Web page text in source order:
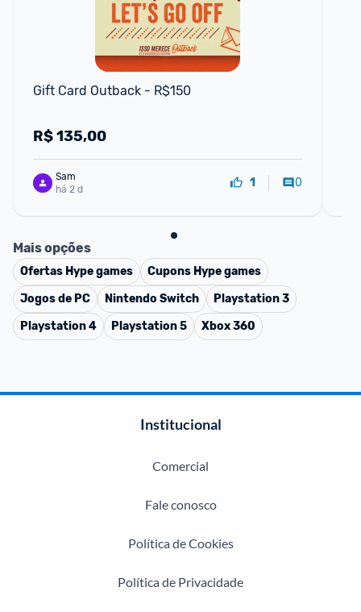
Gift Card Outback - R$150
R$135,00
Sam
há 2 d
1 0
Mais opções
Ofertas Hype games Cupons Hype games
Jogos de PC
Nintendo Switch
Playstation 3
Playstation 4
Playstation 5 Xbox 360
Institucional
Comercial
Fale conosco
Política de Cookies
Política de Privacidade